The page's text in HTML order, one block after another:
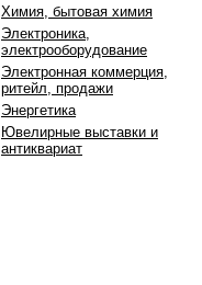
Химия, бытовая химия
Электроника,
электрооборудование
Электронная коммерция,
ритейл, продажи
Энергетика
Ювелирные выставки и
антиквариат